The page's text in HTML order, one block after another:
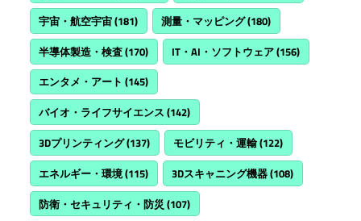
宇宙・航空宇宙(181) 測量・マッピング(180)
半導体製造・検査(170) IT・AI・ソフトウェア(156)
エンタメ・アート (145)
バイオ・ライフサイエンス (142)
3Dプリンティング(137) モビリティ・運輸(122)
エネルギー・環境(115) 3Dスキャニング機器(108)
防衛・セキュリティ・防災 (107)